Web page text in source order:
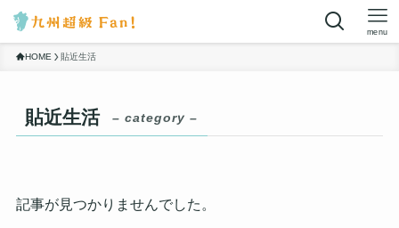
menu
HOME 貼近生活
貼近生活 – category –
記事が見つかりませんでした。